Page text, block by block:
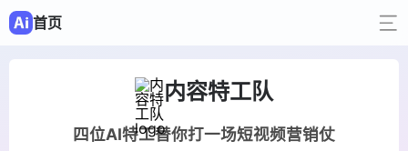
首页
内容特工队
四位AI特工替你打一场短视频营销仗